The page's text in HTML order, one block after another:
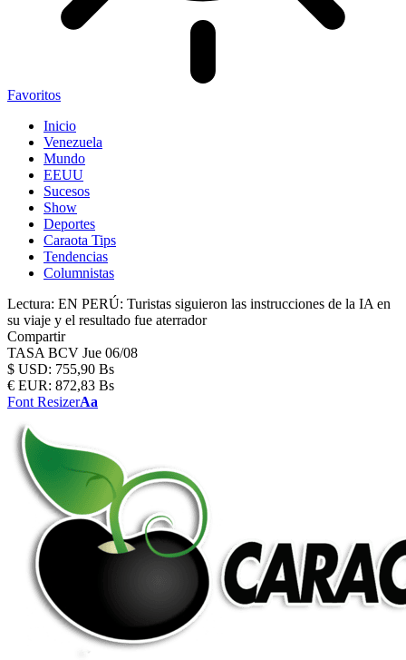
Favoritos
Inicio
Venezuela
Mundo
EEUU
Sucesos
Show
Deportes
Caraota Tips
Tendencias
Columnistas
Lectura: EN PERÚ: Turistas siguieron las instrucciones de la IA en
su viaje y el resultado fue aterrador
Compartir
TASA BCV Jue 06/08
$ USD: 755,90 Bs
€ EUR: 872,83 Bs
Font ResizerAa